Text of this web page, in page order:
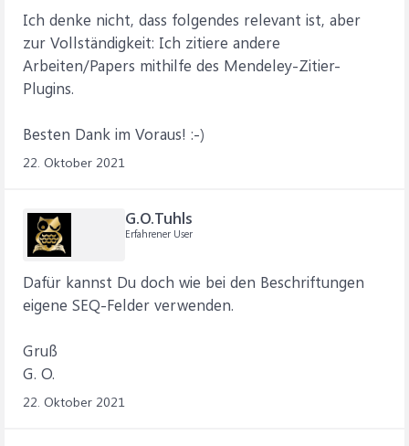
Ich denke nicht, dass folgendes relevant ist, aber
zur Vollständigkeit: Ich zitiere andere
Arbeiten/Papers mithilfe des Mendeley-Zitier-
Plugins.
Besten Dank im Voraus! :-)
22. Oktober 2021
G.O.Tuhls
Erfahrener User
Dafür kannst Du doch wie bei den Beschriftungen
eigene SEQ-Felder verwenden.
Gruß
G. O.
22. Oktober 2021